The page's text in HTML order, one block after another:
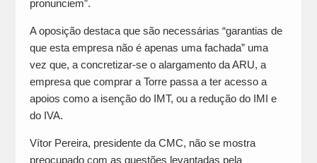
pronunciem”.
A oposição destaca que são necessárias “garantias de
que esta empresa não é apenas uma fachada” uma
vez que, a concretizar-se o alargamento da ARU, a
empresa que comprar a Torre passa a ter acesso a
apoios como a isenção do IMT, ou a redução do IMI e
do IVA.
Vítor Pereira, presidente da CMC, não se mostra
preocupado com as questões levantadas pela